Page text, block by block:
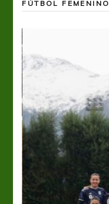
FÚTBOL FEMENINO